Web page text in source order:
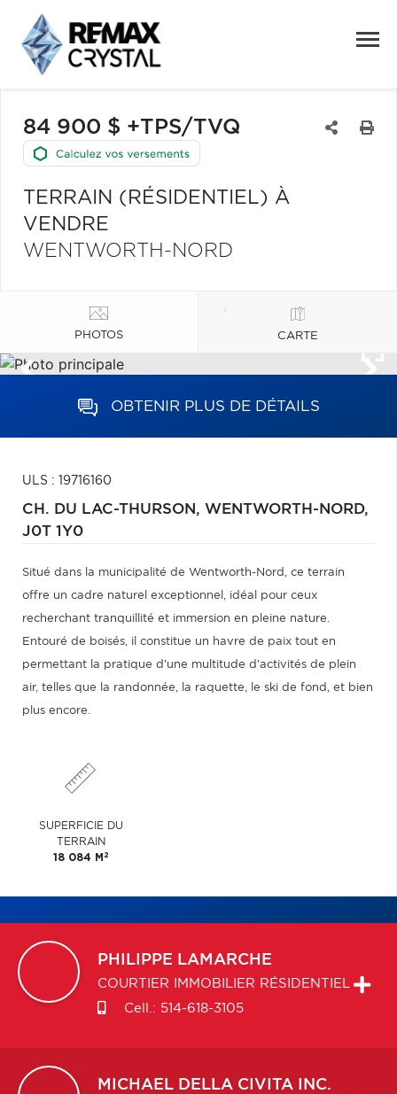
84 900 $ +TPS/TVQ
TERRAIN (RÉSIDENTIEL) À
VENDRE
WENTWORTH-NORD
PHOTOS CARTE
OBTENIR PLUS DE DÉTAILS
ULS : 19716160
CH. DU LAC-THURSON, WENTWORTH-NORD,
J0T 1Y0
Situé dans la municipalité de Wentworth-Nord, ce terrain
offre un cadre naturel exceptionnel, idéal pour ceux
recherchant tranquillité et immersion en pleine nature.
Entouré de boisés, il constitue un havre de paix tout en
permettant la pratique d'une multitude d'activités de plein
air, telles que la randonnée, la raquette, le ski de fond, et bien
plus encore.
SUPERFICIE DU
TERRAIN
18 084 M 2
PHILIPPE LAMARCHE
COURTIER IMMOBILIER RÉSIDENTIEL
Cell.: 514-618-3105
MICHAEL DELLA CIVITA INC.